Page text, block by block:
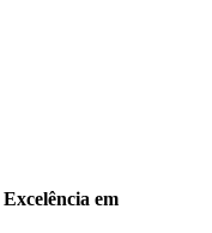
Excelência em